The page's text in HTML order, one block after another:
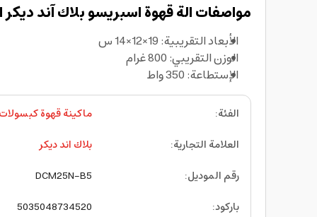
مواصفات الة قهوة اسبريسو بلاك آند ديكر
الأبعاد التقريبية: 19×12×14 س
الوزن التقريبي: 800 غرام
الإستطاعة: 350 واط
الفئة:
ماكينة قهوة كبسولات
العلامة التجارية:
بلاك اند ديكر
رقم الموديل:
DCM25N-B5
باركود:
5035048734520